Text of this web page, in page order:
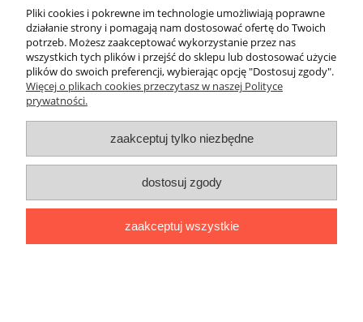
Wyłącznik zmierzchowy hermetyczny z
kablem IP64 WZ-200mk 230V, 16A
190,00 zł
Cena netto:154,47 zł
Pliki cookies i pokrewne im technologie umożliwiają poprawne
działanie strony i pomagają nam dostosować ofertę do Twoich
potrzeb. Możesz zaakceptować wykorzystanie przez nas
wszystkich tych plików i przejść do sklepu lub dostosować użycie
plików do swoich preferencji, wybierając opcję "Dostosuj zgody".
Więcej o plikach cookies przeczytasz w naszej Polityce
prywatności.
zaakceptuj tylko niezbędne
dostosuj zgody
zaakceptuj wszystkie